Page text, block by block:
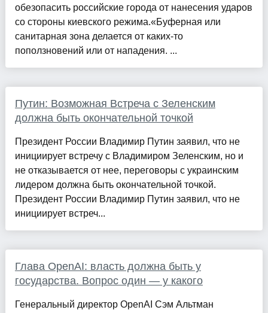
обезопасить российские города от нанесения ударов
со стороны киевского режима.«Буферная или
санитарная зона делается от каких-то
поползновений или от нападения. ...
Путин: Возможная Встреча с Зеленским
должна быть окончательной точкой
Президент России Владимир Путин заявил, что не
инициирует встречу с Владимиром Зеленским, но и
не отказывается от нее, переговоры с украинским
лидером должна быть окончательной точкой.
Президент России Владимир Путин заявил, что не
инициирует встреч...
Глава OpenAI: власть должна быть у
государства. Вопрос один — у какого
Генеральный директор OpenAI Сэм Альтман